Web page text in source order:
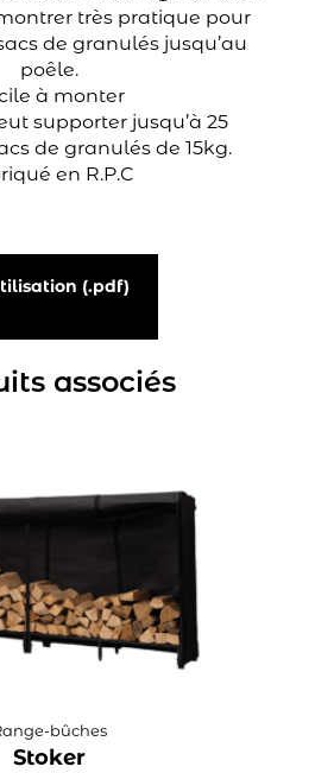
très pratique pour
de granulés jusqu’au
poêle.
à monter
supporter jusqu’à 25
de granulés de 15kg.
en R.P.C
(.pdf)
associés
bûches
Stoker